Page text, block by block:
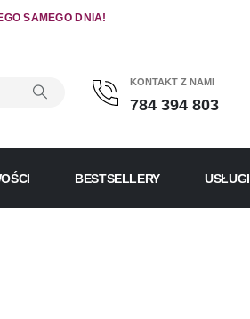
SAMEGO DNIA!
KONTAKT Z NAMI
784 394 803
BESTSELLERY USŁUGI